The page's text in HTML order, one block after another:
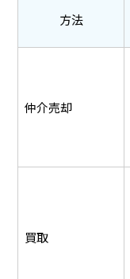
方法
仲介売却
買取